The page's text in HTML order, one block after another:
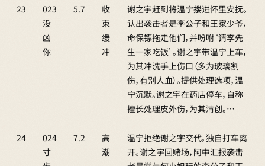
23
023
没
凶
你
5.7
收
束
缓
冲
谢之宇赶到将温宁搂进怀里安抚。
认出袭击者是李公子和王家少爷，
命保镖拖走他们，并吩咐‘请李先
生一家吃饭’。谢之宇带温宁上车，
为其冲洗手上伤口（多为玻璃割
伤，有别人血）。提供处理选项，温
宁沉默。谢之宇在药店停车，自称
擅长处理皮外伤，为其清创。…
24
024
寸
7.2
高
潮
温宁拒绝谢之宇交代，独自打车离
开。谢之宇回赌场，阿中汇报袭击